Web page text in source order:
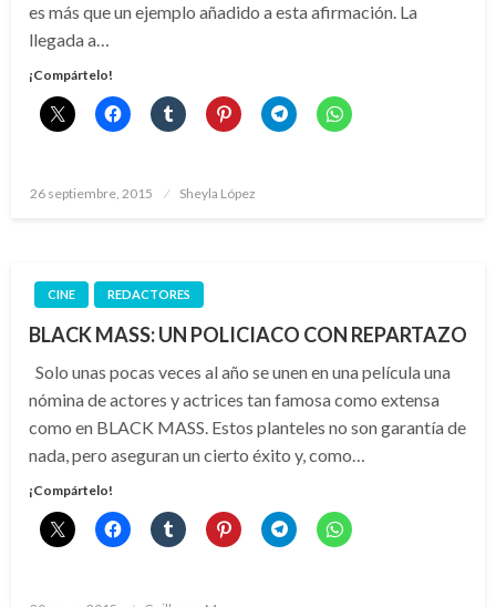
es más que un ejemplo añadido a esta afirmación. La
llegada a…
¡Compártelo!
Publicado
26 septiembre, 2015 Sheyla López
CINE REDACTORES
BLACK MASS: UN POLICIACO CON REPARTAZO
Solo unas pocas veces al año se unen en una película una
nómina de actores y actrices tan famosa como extensa
como en BLACK MASS. Estos planteles no son garantía de
nada, pero aseguran un cierto éxito y, como…
¡Compártelo!